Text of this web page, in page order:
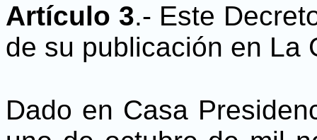
Artículo 3.- Este
de su publicación en La
Dado en Casa